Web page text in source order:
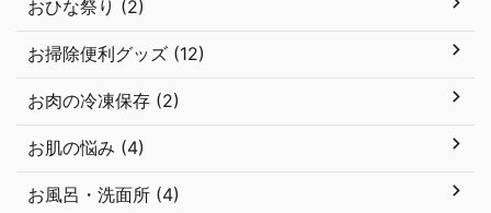
おひな祭り (2)
お掃除便利グッズ (12)
お肉の冷凍保存 (2)
お肌の悩み (4)
お風呂・洗面所 (4)